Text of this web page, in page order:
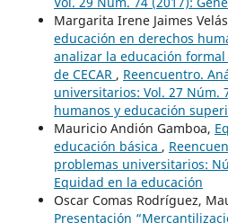
Margarita Irene Jaimes
educación en derechos
analizar la educación
de CECAR , Reencuentro.
universitarios: Vol. 27 Núm.
humanos y educación
Mauricio Andión Gamboa,
educación básica ,
problemas universitarios:
Equidad en la educación
Oscar Comas Rodríguez,
Presentación